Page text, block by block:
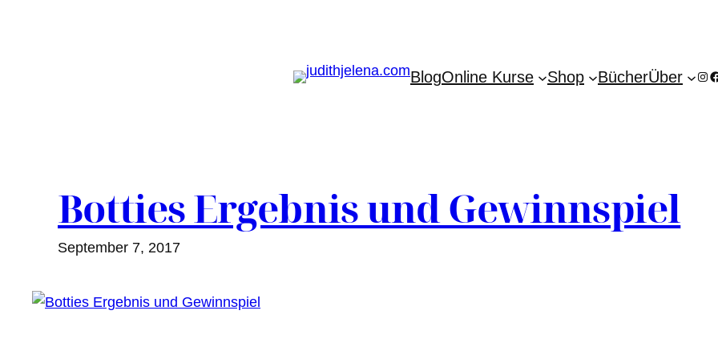
BlogOnline Kurse Shop BücherÜber
Botties Ergebnis und Gewinnspiel
September 7, 2017